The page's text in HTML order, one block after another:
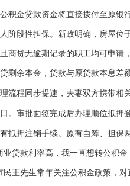
积金贷款资金将直接拨付至原银
阶段性担保。新政明确，房屋位
商贷无逾期记录的职工均可申请
剩余本金，贷款与原贷款本息差
流程同步提速，夫妻双方携带相
。审批面签完成后办理顺位抵押
抵押注销手续。原有自筹、担保
业贷款利率高，我一直想转公积
民王先生常年关注公积金政策，